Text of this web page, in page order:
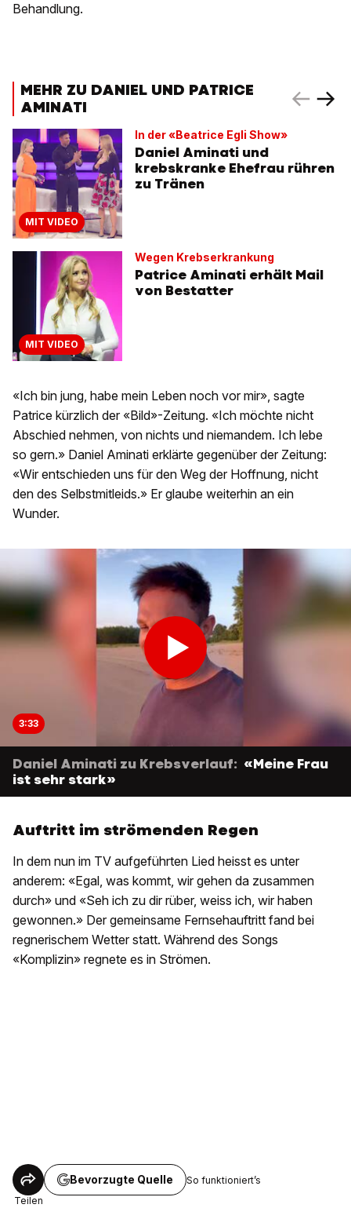
Behandlung.
MEHR ZU DANIEL UND PATRICE
AMINATI
MIT VIDEO
In der «Beatrice Egli Show»
Daniel Aminati und
krebskranke Ehefrau rühren
zu Tränen
MIT VIDEO
Wegen Krebserkrankung
Patrice Aminati erhält Mail
von Bestatter
«Ich bin jung, habe mein Leben noch vor mir», sagte
Patrice kürzlich der «Bild»-Zeitung. «Ich möchte nicht
Abschied nehmen, von nichts und niemandem. Ich lebe
so gern.» Daniel Aminati erklärte gegenüber der Zeitung:
«Wir entschieden uns für den Weg der Hoffnung, nicht
den des Selbstmitleids.» Er glaube weiterhin an ein
Wunder.
3:33
Daniel Aminati zu Krebsverlauf: «Meine Frau
ist sehr stark»
Auftritt im strömenden Regen
In dem nun im TV aufgeführten Lied heisst es unter
anderem: «Egal, was kommt, wir gehen da zusammen
durch» und «Seh ich zu dir rüber, weiss ich, wir haben
gewonnen.» Der gemeinsame Fernsehauftritt fand bei
regnerischem Wetter statt. Während des Songs
«Komplizin» regnete es in Strömen.
Teilen
Bevorzugte Quelle So funktioniert’s